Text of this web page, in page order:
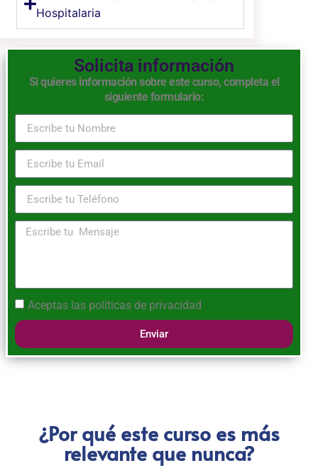
Hospitalaria
Solicita información
Si quieres información sobre este curso, completa el
siguiente formulario:
Aceptas las políticas de privacidad
Enviar
¿Por qué este curso es más
relevante que nunca?